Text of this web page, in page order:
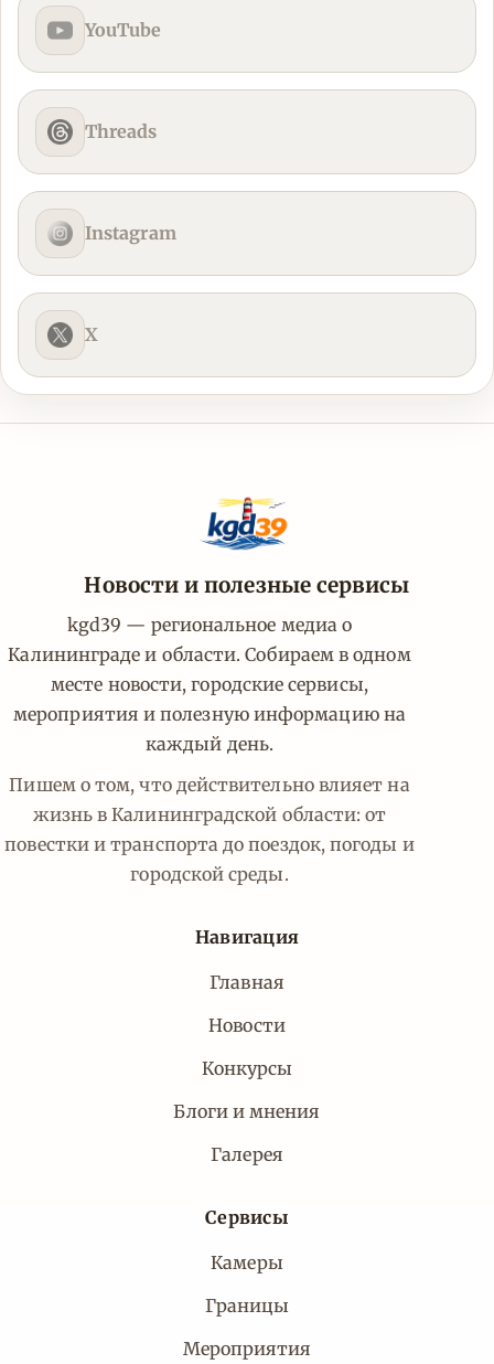
YouTube
Threads
Instagram
X
Новости и полезные сервисы
kgd39 — региональное медиа о
Калининграде и области. Собираем в одном
месте новости, городские сервисы,
мероприятия и полезную информацию на
каждый день.
Пишем о том, что действительно влияет на
жизнь в Калининградской области: от
повестки и транспорта до поездок, погоды и
городской среды.
Навигация
Главная
Новости
Конкурсы
Блоги и мнения
Галерея
Сервисы
Камеры
Границы
Мероприятия